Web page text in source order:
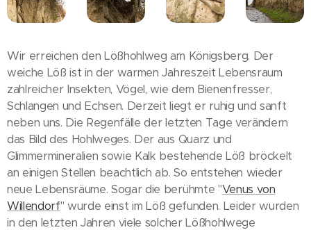
Wir erreichen den Lößhohlweg am Königsberg. Der
weiche Löß ist in der warmen Jahreszeit Lebensraum
zahlreicher Insekten, Vögel, wie dem Bienenfresser,
Schlangen und Echsen. Derzeit liegt er ruhig und sanft
neben uns. Die Regenfälle der letzten Tage verändern
das Bild des Hohlweges. Der aus Quarz und
Glimmermineralien sowie Kalk bestehende Löß bröckelt
an einigen Stellen beachtlich ab. So entstehen wieder
neue Lebensräume. Sogar die berühmte "Venus von
Willendorf" wurde einst im Löß gefunden. Leider wurden
in den letzten Jahren viele solcher Lößhohlwege